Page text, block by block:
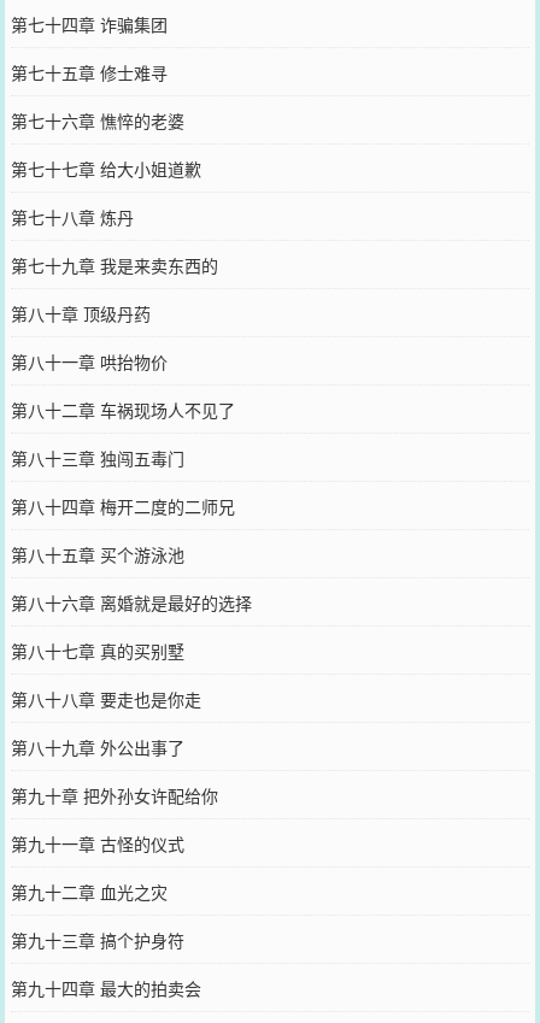
第七十四章 诈骗集团
第七十五章 修士难寻
第七十六章 憔悴的老婆
第七十七章 给大小姐道歉
第七十八章 炼丹
第七十九章 我是来卖东西的
第八十章 顶级丹药
第八十一章 哄抬物价
第八十二章 车祸现场人不见了
第八十三章 独闯五毒门
第八十四章 梅开二度的二师兄
第八十五章 买个游泳池
第八十六章 离婚就是最好的选择
第八十七章 真的买别墅
第八十八章 要走也是你走
第八十九章 外公出事了
第九十章 把外孙女许配给你
第九十一章 古怪的仪式
第九十二章 血光之灾
第九十三章 搞个护身符
第九十四章 最大的拍卖会